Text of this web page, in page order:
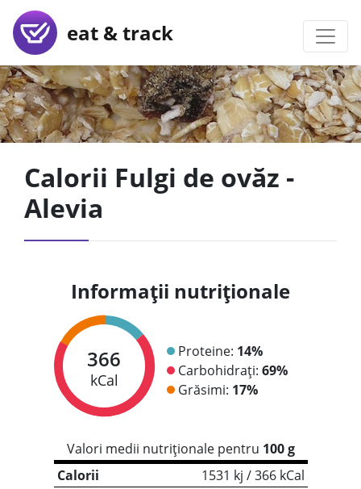
eat & track
Calorii Fulgi de ovăz -
Alevia
Informații nutriționale
366
kCal
Proteine: 14%
Carbohidrați: 69%
Grăsimi: 17%
Valori medii nutriționale pentru 100 g
Calorii
1531 kj / 366 kCal